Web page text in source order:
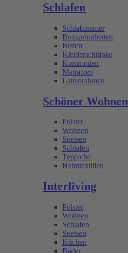
Schlafen
Schlafzimmer
Boxspringbetten
Betten
Kleiderschränke
Kommoden
Matratzen
Lattenrahmen
Schöner Wohnen
Polster
Wohnen
Speisen
Schlafen
Teppiche
Heimtextilien
Interliving
Polster
Wohnen
Schlafen
Speisen
Küchen
Bäder